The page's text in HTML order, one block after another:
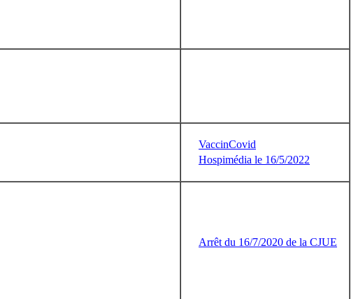
VaccinCovid
Hospimédia le 16/5/2022
Arrêt du 16/7/2020 de la CJUE